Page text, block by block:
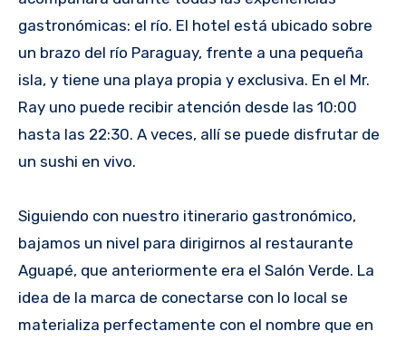
gastronómicas: el río. El hotel está ubicado sobre
un brazo del río Paraguay, frente a una pequeña
isla, y tiene una playa propia y exclusiva. En el Mr.
Ray uno puede recibir atención desde las 10:00
hasta las 22:30. A veces, allí se puede disfrutar de
un sushi en vivo.
Siguiendo con nuestro itinerario gastronómico,
bajamos un nivel para dirigirnos al restaurante
Aguapé, que anteriormente era el Salón Verde. La
idea de la marca de conectarse con lo local se
materializa perfectamente con el nombre que en